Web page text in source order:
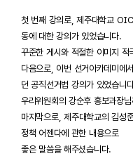
첫 번째 강의로,제주대학교
동에 대한 강의가 있었습니다.
꾸준한 게시와 적절한 이미지 적
다음으로, 이번 선거아카데미에
던 공직선거법 강의가 있었습니
우리위원회의 강순후 홍보과장
마지막으로,제주대학교의 김성
정책 어젠다에 관한 내용으로
좋은 말씀을 해주셨습니다.